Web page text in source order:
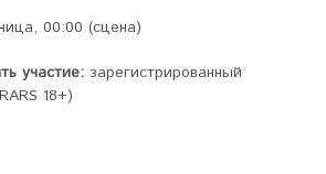
00:00 (сцена)
участие: зарегистрированный
18+)